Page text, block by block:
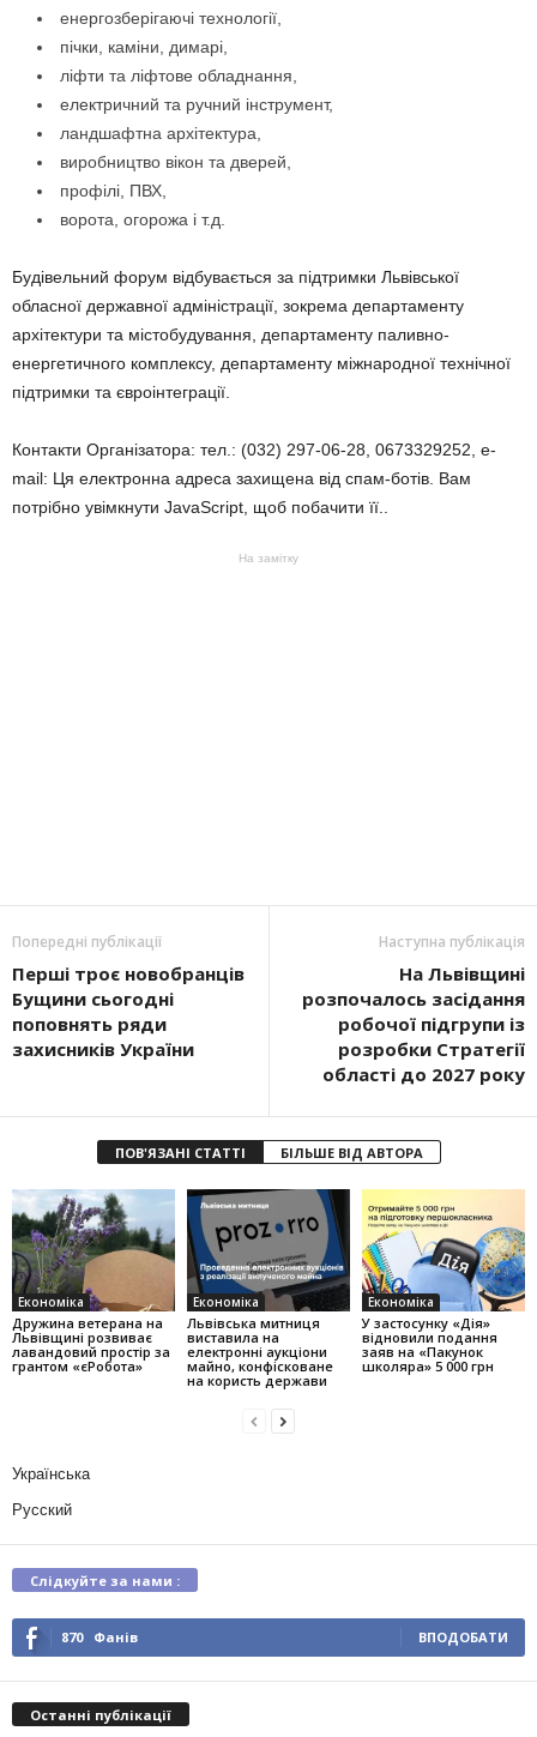
енергозберігаючі технології,
пічки, каміни, димарі,
ліфти та ліфтове обладнання,
електричний та ручний інструмент,
ландшафтна архітектура,
виробництво вікон та дверей,
профілі, ПВХ,
ворота, огорожа і т.д.
Будівельний форум відбувається за підтримки Львівської
обласної державної адміністрації, зокрема департаменту
архітектури та містобудування, департаменту паливно-
енергетичного комплексу, департаменту міжнародної технічної
підтримки та євроінтеграції.
Контакти Організатора: тел.: (032) 297-06-28, 0673329252, e-
mail: Ця електронна адреса захищена від спам-ботів. Вам
потрібно увімкнути JavaScript, щоб побачити її..
На замітку
Попередні публікації
Перші троє новобранців
Бущини сьогодні
поповнять ряди
захисників України
Наступна публікація
На Львівщині
розпочалось засідання
робочої підгрупи із
розробки Стратегії
області до 2027 року
ПОВ'ЯЗАНІ СТАТТІ БІЛЬШЕ ВІД АВТОРА
Економіка
Дружина ветерана на
Львівщині розвиває
лавандовий простір за
грантом «єРобота»
Економіка
Львівська митниця
виставила на
електронні аукціони
майно, конфісковане
на користь держави
Економіка
У застосунку «Дія»
відновили подання
заяв на «Пакунок
школяра» 5 000 грн
Українська
Русский
Слідкуйте за нами :
870 Фанів ВПОДОБАТИ
Останні публікації